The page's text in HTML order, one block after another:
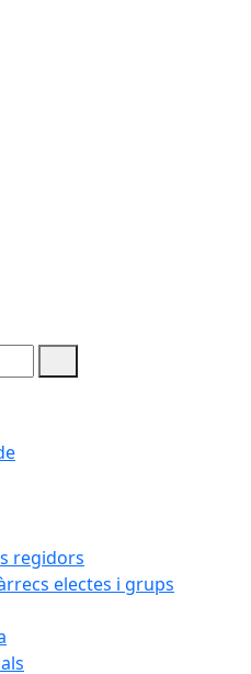
regidors
electes i grups